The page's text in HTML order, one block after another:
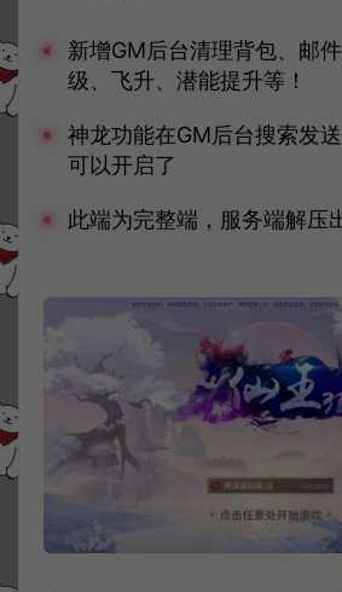
新增GM后台清理背包、邮
级、飞升、潜能提升等！
神龙功能在GM后台搜索发
可以开启了
此端为完整端，服务端解压